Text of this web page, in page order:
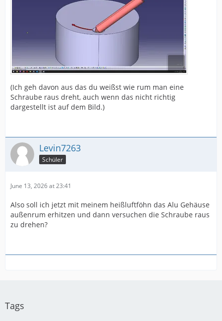
(Ich geh davon aus das du weißst wie rum man eine
Schraube raus dreht, auch wenn das nicht richtig
dargestellt ist auf dem Bild.)
Levin7263
Schüler
June 13, 2026 at 23:41
Also soll ich jetzt mit meinem heißluftföhn das Alu Gehäuse
außenrum erhitzen und dann versuchen die Schraube raus
zu drehen?
Tags